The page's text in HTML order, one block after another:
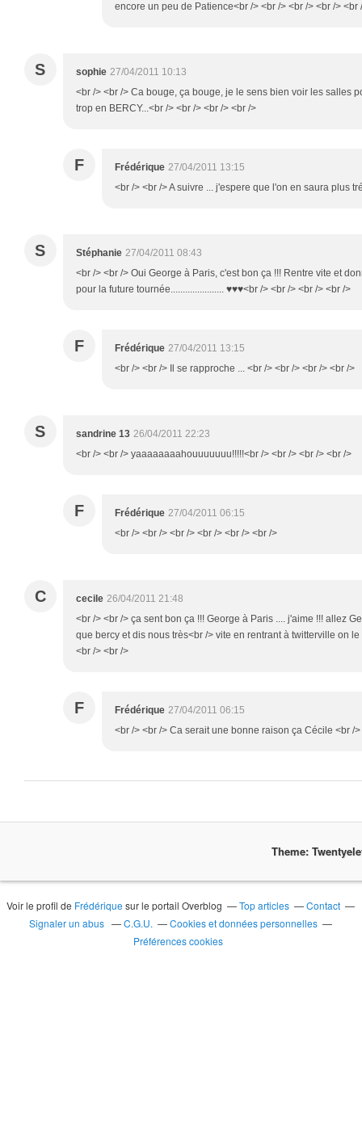
encore un peu de Patience<br /> <br /> <br /> <br /> <br
S sophie 27/04/2011 10:13
<br /> <br /> Ca bouge, ça bouge, je le sens bien voir les salles
trop en BERCY...<br /> <br /> <br /> <br />
F Frédérique 27/04/2011 13:15
<br /> <br /> A suivre ... j'espere que l'on en saura plus
S Stéphanie 27/04/2011 08:43
<br /> <br /> Oui George à Paris, c'est bon ça !!! Rentre vite et
pour la future tournée...................... ♥♥♥<br /> <br /> <br /> <br />
F Frédérique 27/04/2011 13:15
<br /> <br /> Il se rapproche ... <br /> <br /> <br /> <br />
S sandrine 13 26/04/2011 22:23
<br /> <br /> yaaaaaaaahouuuuuuu!!!!!<br /> <br /> <br /> <br />
F Frédérique 27/04/2011 06:15
<br /> <br /> <br /> <br /> <br /> <br />
C cecile 26/04/2011 21:48
<br /> <br /> ça sent bon ça !!! George à Paris .... j'aime !!! allez
que bercy et dis nous très<br /> vite en rentrant à twitterville on
<br /> <br />
F Frédérique 27/04/2011 06:15
<br /> <br /> Ca serait une bonne raison ça Cécile <br /
Theme:
Voir le profil de Frédérique sur le portail Overblog Top articles
Contact
Signaler un abus
C.G.U.
Cookies et données personnelles
Préférences cookies